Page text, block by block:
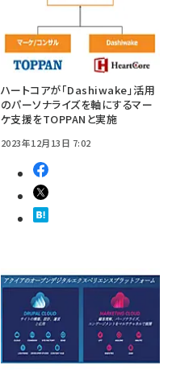
ハートコアが「Dashiwake」活用
のパーソナライズを軸にするマー
ケ支援をTOPPANと実施
2023年12月13日 7:02